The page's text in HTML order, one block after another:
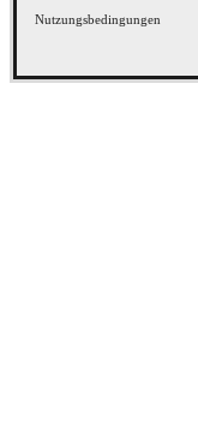
Nutzungsbedingungen